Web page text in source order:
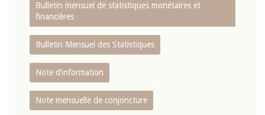
Bulletin mensuel de statistiques monétaires et
financières
Bulletin Mensuel des Statistiques
Note d’information
Note mensuelle de conjoncture